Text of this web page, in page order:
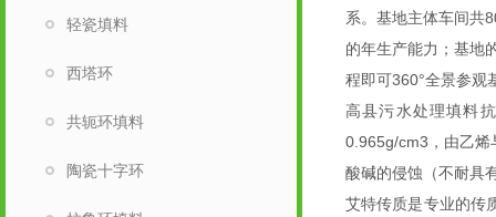
轻瓷填料
西塔环
共轭环填料
陶瓷十字环
系。基地主体车间共
的年生产能力；基地
程即可360°全景参观
高县污水处理填料
0.965g/cm3，由乙烯
酸碱的侵蚀（不耐具
艾特传质是专业的传